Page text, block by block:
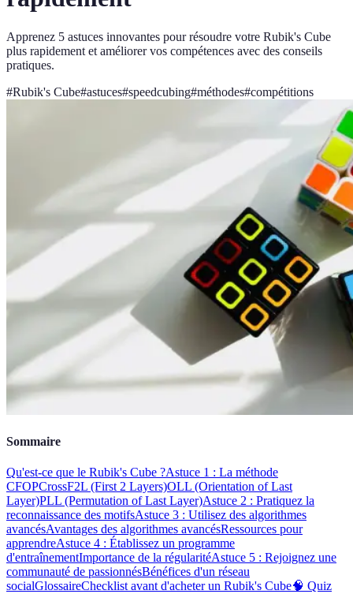
Apprenez 5 astuces innovantes pour résoudre votre Rubik's Cube
plus rapidement et améliorer vos compétences avec des conseils
pratiques.
#Rubik's Cube#astuces#speedcubing#méthodes#compétitions
Sommaire
Qu'est-ce que le Rubik's Cube ?Astuce 1 : La méthode
CFOPCrossF2L (First 2 Layers)OLL (Orientation of Last
Layer)PLL (Permutation of Last Layer)Astuce 2 : Pratiquez la
reconnaissance des motifsAstuce 3 : Utilisez des algorithmes
avancésAvantages des algorithmes avancésRessources pour
apprendreAstuce 4 : Établissez un programme
d'entraînementImportance de la régularitéAstuce 5 : Rejoignez une
communauté de passionnésBénéfices d'un réseau
socialGlossaireChecklist avant d'acheter un Rubik's Cube🧠 Quiz